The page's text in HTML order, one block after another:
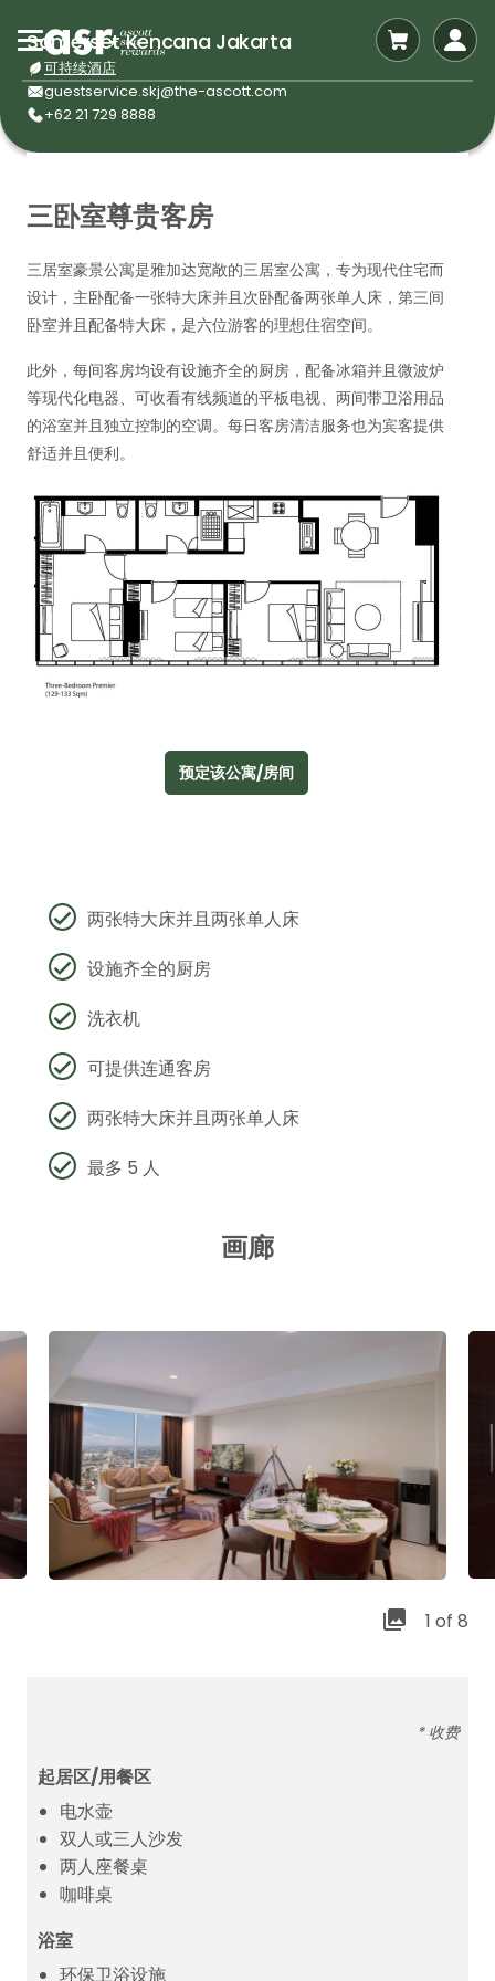
Somerset Kencana Jakarta
可持续酒店
guestservice.skj@the-ascott.com
+62 21 729 8888
三卧室尊贵客房
三居室豪景公寓是雅加达宽敞的三居室公寓，专为现代住宅而
设计，主卧配备一张特大床并且次卧配备两张单人床，第三间
卧室并且配备特大床，是六位游客的理想住宿空间。
此外，每间客房均设有设施齐全的厨房，配备冰箱并且微波炉
等现代化电器、可收看有线频道的平板电视、两间带卫浴用品
的浴室并且独立控制的空调。每日客房清洁服务也为宾客提供
舒适并且便利。
预定该公寓/房间
两张特大床并且两张单人床
设施齐全的厨房
洗衣机
可提供连通客房
两张特大床并且两张单人床
最多 5 人
画廊
1 of 8
* 收费
起居区/用餐区
电水壶
双人或三人沙发
两人座餐桌
咖啡桌
浴室
环保卫浴设施